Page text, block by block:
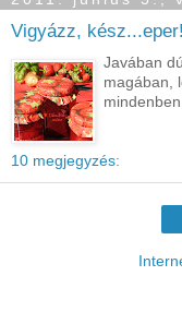
Vigyázz, kész...eper!
Javában
magában,
10 megjegyzés: